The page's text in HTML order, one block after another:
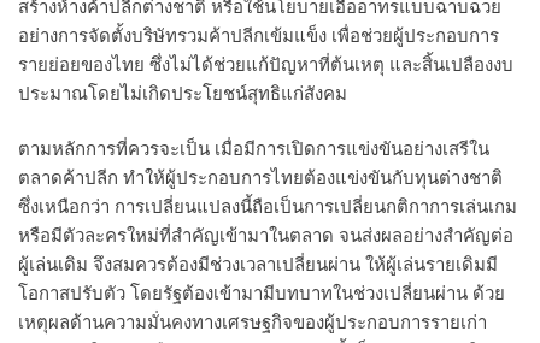
สร้างห้างค้าปลีกต่างชาติ หรือใช้นโยบายเอื้ออาทรแบบฉาบฉวย
อย่างการจัดตั้งบริษัทรวมค้าปลีกเข้มแข็ง เพื่อช่วยผู้ประกอบการ
รายย่อยของไทย ซึ่งไม่ได้ช่วยแก้ปัญหาที่ต้นเหตุ และสิ้นเปลืองงบ
ประมาณโดยไม่เกิดประโยชน์สุทธิแก่สังคม
ตามหลักการที่ควรจะเป็น เมื่อมีการเปิดการแข่งขันอย่างเสรีใน
ตลาดค้าปลีก ทำให้ผู้ประกอบการไทยต้องแข่งขันกับทุนต่างชาติ
ซึ่งเหนือกว่า การเปลี่ยนแปลงนี้ถือเป็นการเปลี่ยนกติกาการเล่นเกม
หรือมีตัวละครใหม่ที่สำคัญเข้ามาในตลาด จนส่งผลอย่างสำคัญต่อ
ผู้เล่นเดิม จึงสมควรต้องมีช่วงเวลาเปลี่ยนผ่าน ให้ผู้เล่นรายเดิมมี
โอกาสปรับตัว โดยรัฐต้องเข้ามามีบทบาทในช่วงเปลี่ยนผ่าน ด้วย
เหตุผลด้านความมั่นคงทางเศรษฐกิจของผู้ประกอบการรายเก่า